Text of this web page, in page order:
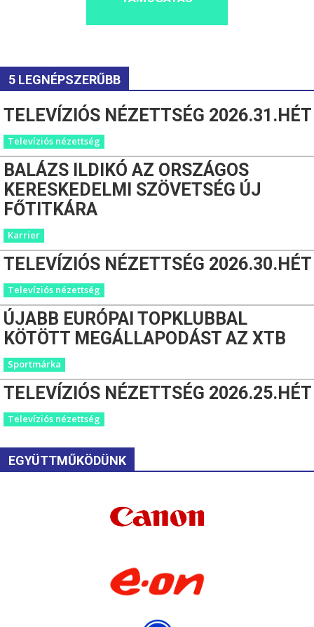
5 LEGNÉPSZERŰBB
TELEVÍZIÓS NÉZETTSÉG 2026.31.HÉT
Televíziós nézettség
BALÁZS ILDIKÓ AZ ORSZÁGOS
KERESKEDELMI SZÖVETSÉG ÚJ
FŐTITKÁRA
Karrier
TELEVÍZIÓS NÉZETTSÉG 2026.30.HÉT
Televíziós nézettség
ÚJABB EURÓPAI TOPKLUBBAL
KÖTÖTT MEGÁLLAPODÁST AZ XTB
Sportmárka
TELEVÍZIÓS NÉZETTSÉG 2026.25.HÉT
Televíziós nézettség
EGYÜTTMŰKÖDÜNK